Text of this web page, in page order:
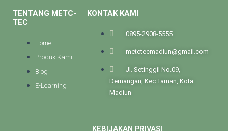
TENTANG METC-
TEC
Home
Produk Kami
Blog
E-Learning
KONTAK KAMI
0895-2908-5555
metctecmadiun@gmail.com
Jl. Setinggil No.09,
Demangan, Kec.Taman, Kota
Madiun